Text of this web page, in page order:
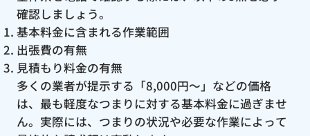
確認しましょう。
基本料金に含まれる作業範囲
出張費の有無
見積もり料金の有無
多くの業者が提示する「8,000円〜」などの価格
は、最も軽度なつまりに対する基本料金に過ぎませ
ん。実際には、つまりの状況や必要な作業によって